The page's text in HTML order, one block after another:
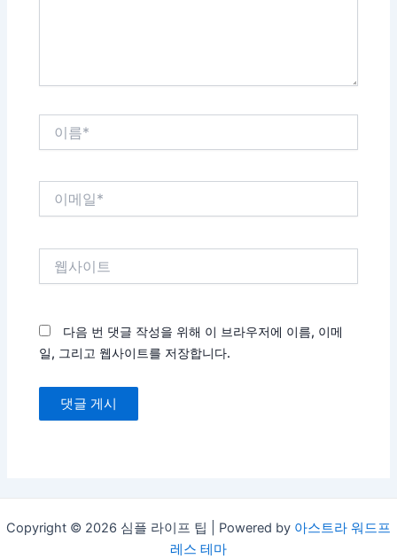
다음 번 댓글 작성을 위해 이 브라우저에 이름, 이메
일, 그리고 웹사이트를 저장합니다.
Copyright © 2026 심플 라이프 팁 | Powered by 아스트라 워드프
레스 테마